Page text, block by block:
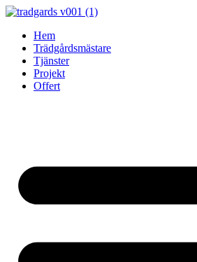
Skip
contentHem
Trädgårdsmästare
Tjänster
Projekt
Offert